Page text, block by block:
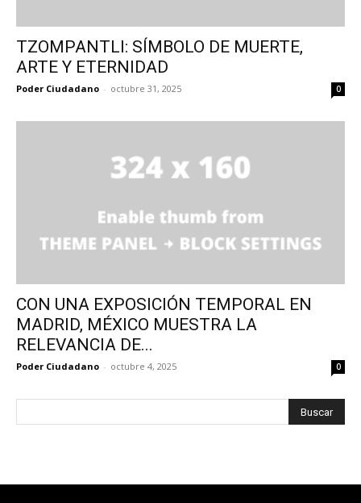
TZOMPANTLI: SÍMBOLO DE MUERTE,
ARTE Y ETERNIDAD
Poder Ciudadano - octubre 31, 2025 0
CON UNA EXPOSICIÓN TEMPORAL EN
MADRID, MÉXICO MUESTRA LA
RELEVANCIA DE...
Poder Ciudadano - octubre 4, 2025 0